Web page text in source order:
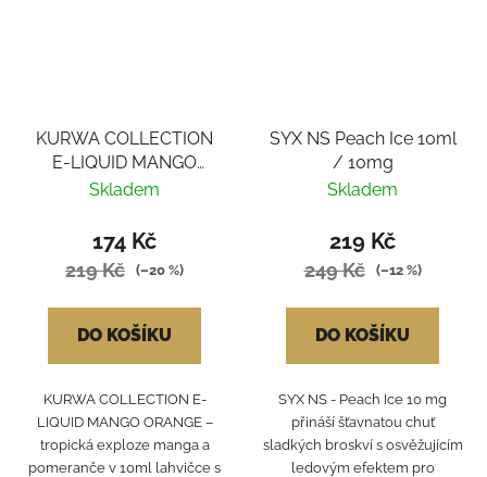
KURWA COLLECTION
E-LIQUID MANGO
ORANGE
Skladem
174 Kč
219 Kč (–20 %)
DO KOŠÍKU
KURWA COLLECTION E-
LIQUID MANGO ORANGE –
tropická exploze manga a
pomeranče v 10ml lahvičce s
SYX NS Peach Ice 10ml
/ 10mg
Skladem
219 Kč
249 Kč (–12 %)
DO KOŠÍKU
SYX NS - Peach Ice 10 mg
přináší šťavnatou chuť
sladkých broskví s osvěžujícím
ledovým efektem pro